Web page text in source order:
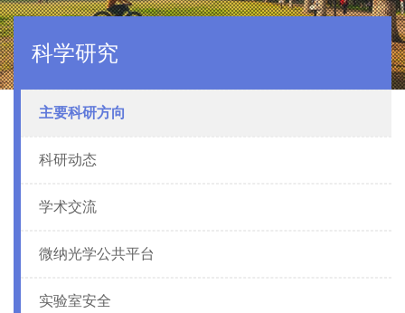
科学研究
主要科研方向
科研动态
学术交流
微纳光学公共平台
实验室安全